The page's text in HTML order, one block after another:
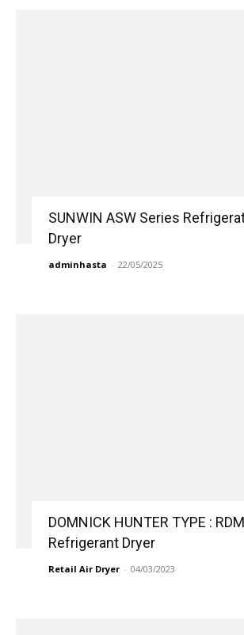
SUNWIN ASW Series
Dryer
adminhasta - 22/05/2025
DOMNICK HUNTER TYPE :
Refrigerant Dryer
Retail Air Dryer - 04/03/2023